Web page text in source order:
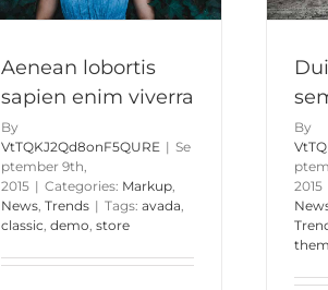
Aenean lobortis
sapien enim viverra
By
VtTQKJ2Qd8onF5QURE | Se
ptember 9th,
2015 | Categories: Markup
News Trends | Tags: avada
classic demo store
Trends
By
2015